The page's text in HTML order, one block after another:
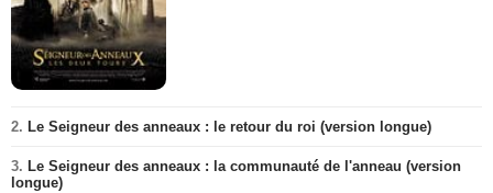
2. Le Seigneur des anneaux : le retour du roi (version longue)
3. Le Seigneur des anneaux : la communauté de l'anneau (version
longue)